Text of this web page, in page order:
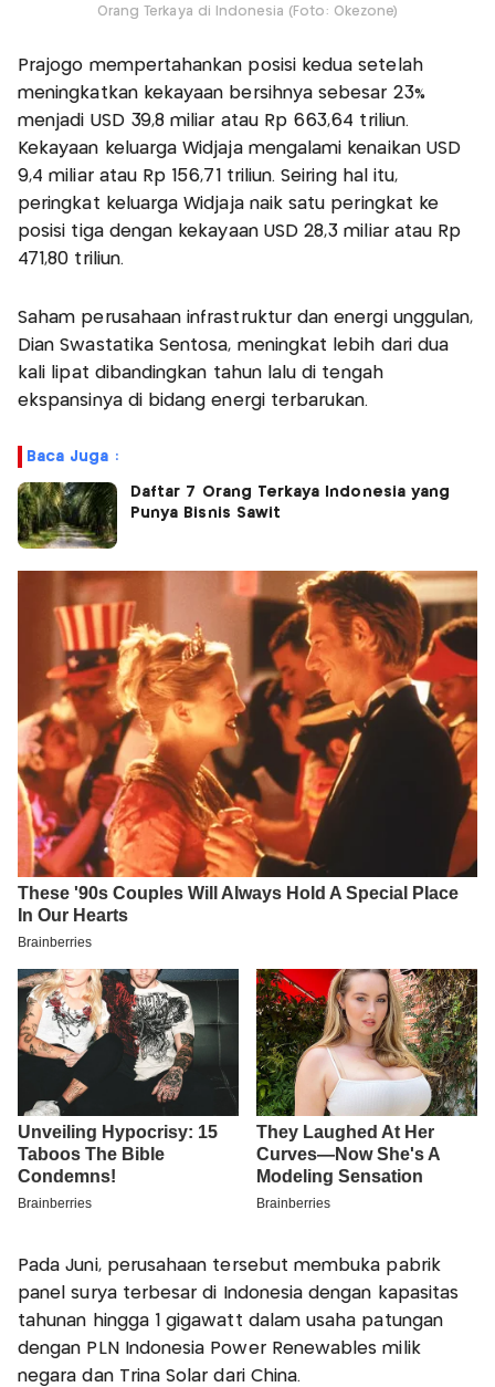
Orang Terkaya di Indonesia (Foto: Okezone)
Prajogo mempertahankan posisi kedua setelah
meningkatkan kekayaan bersihnya sebesar 23%
menjadi USD 39,8 miliar atau Rp 663,64 triliun.
Kekayaan keluarga Widjaja mengalami kenaikan USD
9,4 miliar atau Rp 156,71 triliun. Seiring hal itu,
peringkat keluarga Widjaja naik satu peringkat ke
posisi tiga dengan kekayaan USD 28,3 miliar atau Rp
471,80 triliun.
Saham perusahaan infrastruktur dan energi unggulan,
Dian Swastatika Sentosa, meningkat lebih dari dua
kali lipat dibandingkan tahun lalu di tengah
ekspansinya di bidang energi terbarukan.
Baca Juga :
Daftar 7 Orang Terkaya Indonesia yang
Punya Bisnis Sawit
Pada Juni, perusahaan tersebut membuka pabrik
panel surya terbesar di Indonesia dengan kapasitas
tahunan hingga 1 gigawatt dalam usaha patungan
dengan PLN Indonesia Power Renewables milik
negara dan Trina Solar dari China.